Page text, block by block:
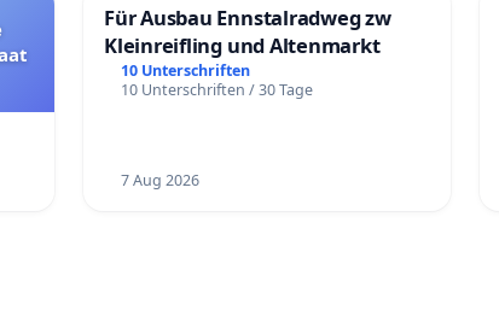
Für Ausbau Ennstalradweg zw
Kleinreifling und Altenmarkt
10 Unterschriften
10 Unterschriften / 30 Tage
7 Aug 2026